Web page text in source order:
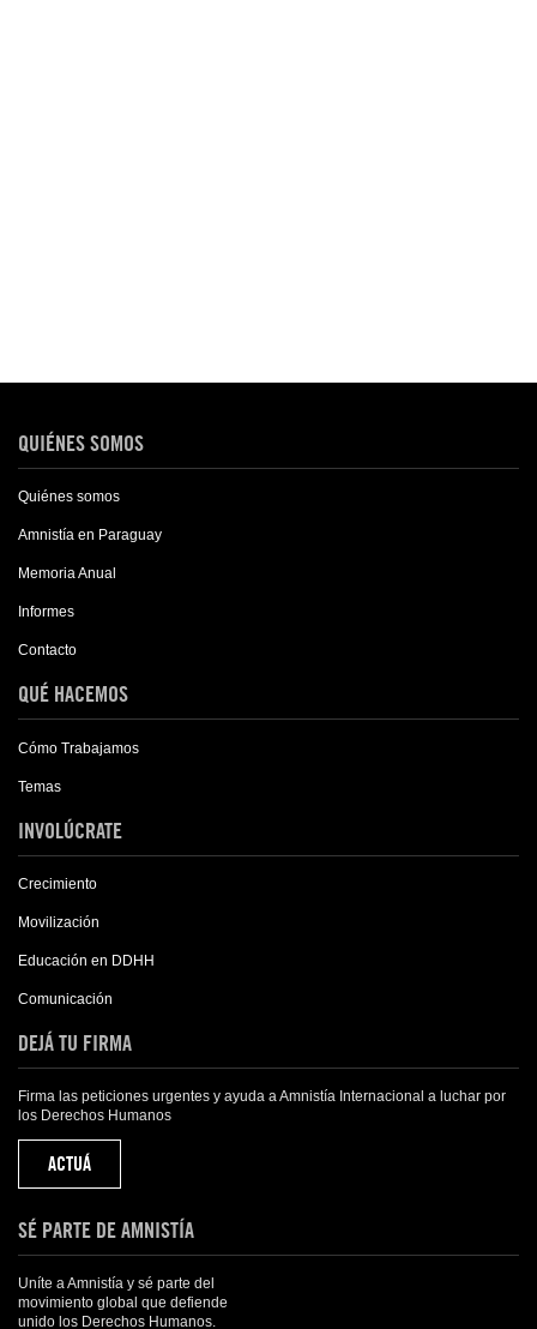
QUIÉNES SOMOS
Quiénes somos
Amnistía en Paraguay
Memoria Anual
Informes
Contacto
QUÉ HACEMOS
Cómo Trabajamos
Temas
INVOLÚCRATE
Crecimiento
Movilización
Educación en DDHH
Comunicación
DEJÁ TU FIRMA
Firma las peticiones urgentes y ayuda a Amnistía Internacional a luchar por
los Derechos Humanos
ACTUÁ
SÉ PARTE DE AMNISTÍA
Uníte a Amnistía y sé parte del
movimiento global que defiende
unido los Derechos Humanos.